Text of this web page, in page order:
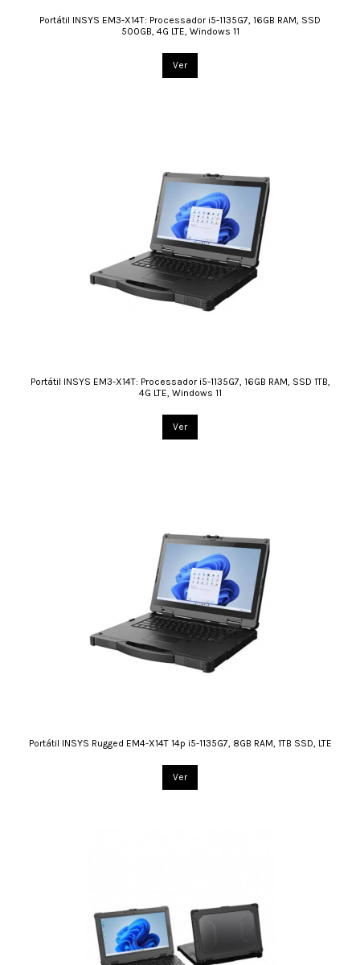
Portátil INSYS EM3-X14T: Processador i5-1135G7, 16GB RAM, SSD
500GB, 4G LTE, Windows 11
Ver
Portátil INSYS EM3-X14T: Processador i5-1135G7, 16GB RAM, SSD 1TB,
4G LTE, Windows 11
Ver
Portátil INSYS Rugged EM4-X14T 14p i5-1135G7, 8GB RAM, 1TB SSD, LTE
Ver